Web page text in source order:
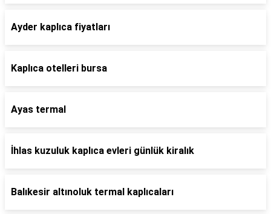
Ayder kaplıca fiyatları
Kaplıca otelleri bursa
Ayas termal
İhlas kuzuluk kaplıca evleri günlük kiralık
Balıkesir altınoluk termal kaplıcaları